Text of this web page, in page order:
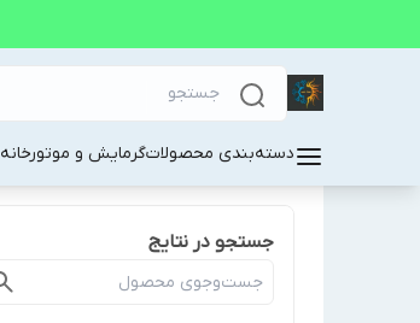
دسته‌بندی محصولاتگرمایش و موتورخانه
جستجو در نتایج